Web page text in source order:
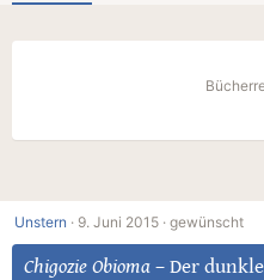
Unstern · 9. Juni 2015 · gewünscht
Chigozie Obioma – Der